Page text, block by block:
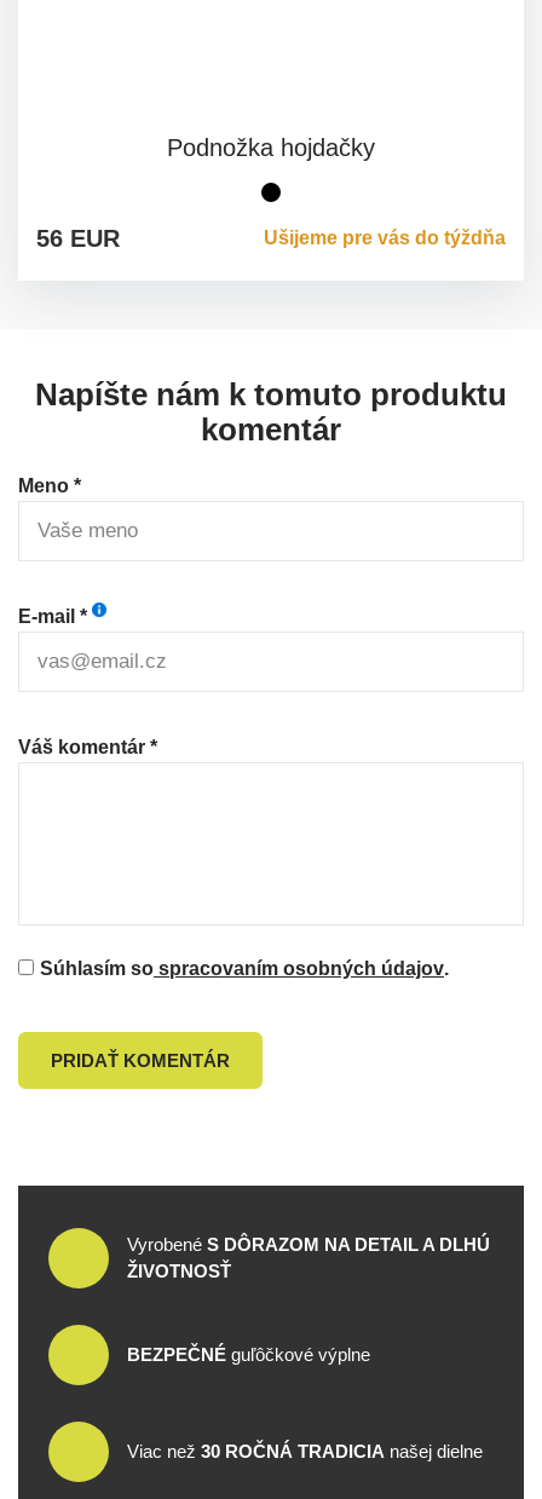
Podnožka hojdačky
čierna
56 EUR Ušijeme pre vás do týždňa
Napíšte nám k tomuto produktu
komentár
Meno *
E-mail *
Váš komentár *
Súhlasím so spracovaním osobných údajov.
PRIDAŤ KOMENTÁR
Vyrobené S DÔRAZOM NA DETAIL A DLHÚ
ŽIVOTNOSŤ
BEZPEČNÉ guľôčkové výplne
Viac než 30 ROČNÁ TRADICIA našej dielne